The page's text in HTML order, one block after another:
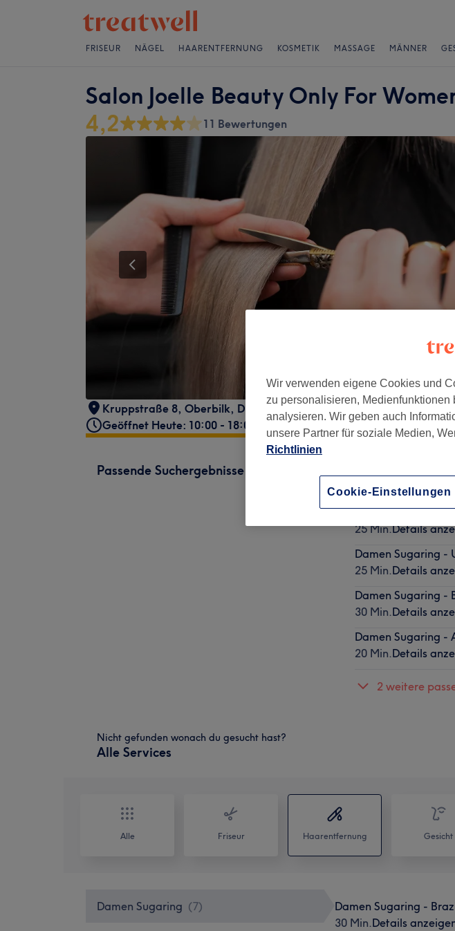
FRISEUR NÄGEL HAARENTFERNUNG KOSMETIK MASSAGE MÄNNER
Salon Joelle Beauty Only For
4,2 11 Bewertungen
Kruppstraße 8, Oberbilk, Düsseldorf, 40227
Geöffnet Heute: 10:00 - 18:00
Passende Suchergebnisse
15 Min.Details
Damen Sugaring -
25 Min.Details
Damen Sugaring -
25 Min.Details
Damen Sugaring -
30 Min.Details
Damen Sugaring -
20 Min.Details
2 weitere
Nicht gefunden wonach du gesucht hast?
Alle Services
Alle Friseur Haarentfernung Gesicht
Damen Sugaring (7)
Damen Sugaring -
30 Min.Details
Wir verwenden eigene Cookies und
zu personalisieren,
analysieren. Wir geben auch
unsere Partner für soziale Medien,
Richtlinien
Cookie-Einstellungen